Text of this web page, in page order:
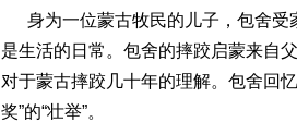
身为一位蒙古牧民的儿子，包舍受
是生活的日常。包舍的摔跤启蒙来自
对于蒙古摔跤几十年的理解。包舍回
奖”的“壮举”。